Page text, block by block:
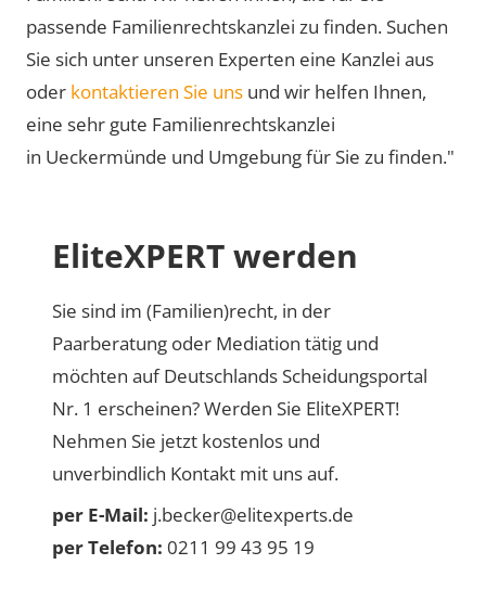
passende Familienrechtskanzlei zu finden. Suchen
Sie sich unter unseren Experten eine Kanzlei aus
oder kontaktieren Sie uns und wir helfen Ihnen,
eine sehr gute Familienrechtskanzlei
in Ueckermünde und Umgebung für Sie zu finden."
EliteXPERT werden
Sie sind im (Familien)recht, in der
Paarberatung oder Mediation tätig und
möchten auf Deutschlands Scheidungsportal
Nr. 1 erscheinen? Werden Sie EliteXPERT!
Nehmen Sie jetzt kostenlos und
unverbindlich Kontakt mit uns auf.
per E-Mail: j.becker@elitexperts.de
per Telefon: 0211 99 43 95 19